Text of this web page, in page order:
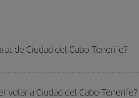
de Ciudad del Cabo-Tenerife?
d'anada i tornada.
volar a Ciudad del Cabo-Tenerife?